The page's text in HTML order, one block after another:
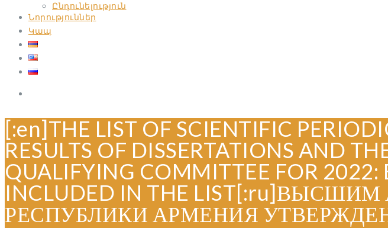
Ընդունելություն
Նորություններ
Կապ
[:en]THE LIST OF SCIENTIFIC
RESULTS OF DISSERTATIONS AND
QUALIFYING COMMITTEE FOR 2022:
INCLUDED IN THE
РЕСПУБЛИКИ АРМЕНИЯ